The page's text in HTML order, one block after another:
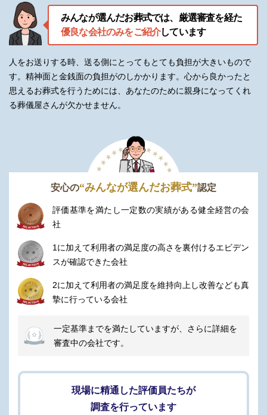
礼状
会葬者への礼状を用意しており
ます
看板・受付セット
式場看板・受付セットを用意し
ております
戒名・お布施・花盆など、お気
軽にお申し付けください
含まれないもの
項目
施設利用料
生花祭壇
メイク
おもてなし料理
お料理はプランに含まれており
返礼品
返礼品はプランに含まれており
ません
送迎用のマイクロバスなどはプ
みんなが選んだお葬式では、厳選審査を経た
優良な会社のみをご紹介しています
人をお送りする時、送る側にとってもとても負担が大きいもので
す。精神面と金銭面の負担がのしかかります。 心から良かったと
思えるお葬式を行うためには、あなたのために親身になってくれ
る葬儀屋さんが欠かせません。
安心の“みんなが選んだお葬式”認定
評価基準を満たし一定数の実績がある健全経営の会
社
1に加えて利用者の満足度の高さを裏付けるエビデン
スが確認できた会社
2に加えて利用者の満足度を維持向上し改善なども真
摯に行っている会社
一定基準までを満たしていますが、さらに詳細を
審査中の会社です。
現場に精通した評価員たちが
調査を行っています